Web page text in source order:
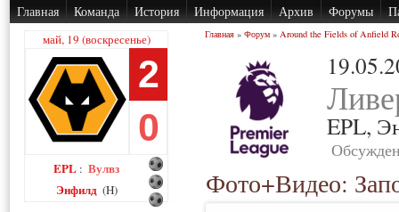
Главная Команда История Информация Архив Форумы
май, 19 (воскресенье)
2
0
EPL : Вулвз
Энфилд (H)
Главная » Форум » Around the Fields of Anfield
EPL,
Фото+Видео: